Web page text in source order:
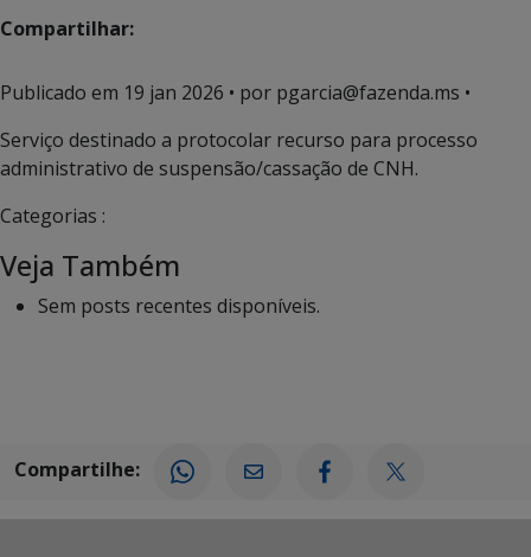
Compartilhar:
Publicado em 19 jan 2026 • por pgarcia@fazenda.ms •
Serviço destinado a protocolar recurso para processo
administrativo de suspensão/cassação de CNH.
Categorias :
Veja Também
Sem posts recentes disponíveis.
Compartilhe: